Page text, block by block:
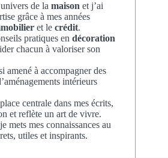
de la maison et j’ai
grâce à mes années
et le crédit.
pratiques en décoration
chacun à valoriser son
amené à accompagner des
intérieurs
centrale dans mes écrits,
et reflète un art de vivre.
mets mes connaissances au
utiles et inspirants.